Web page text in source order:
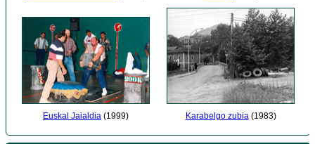
Euskal Jaialdia (1999) Karabelgo zubia(1983)